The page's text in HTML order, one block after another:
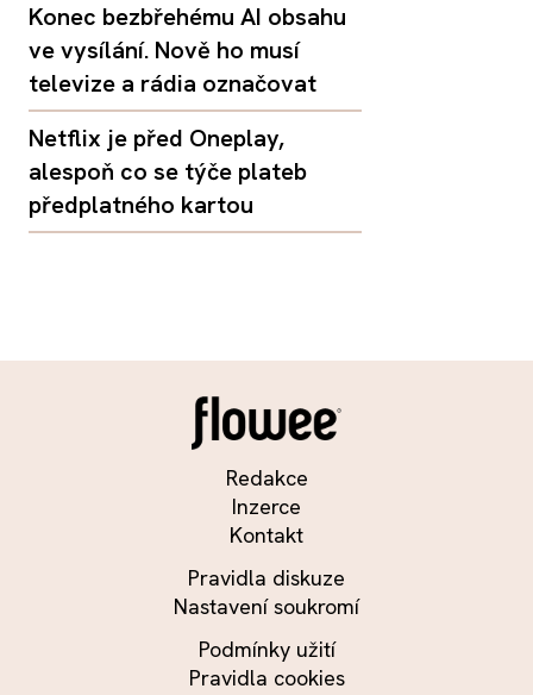
Konec bezbřehému AI obsahu
ve vysílání. Nově ho musí
televize a rádia označovat
Netflix je před Oneplay,
alespoň co se týče plateb
předplatného kartou
Redakce
Inzerce
Kontakt
Pravidla diskuze
Nastavení soukromí
Podmínky užití
Pravidla cookies